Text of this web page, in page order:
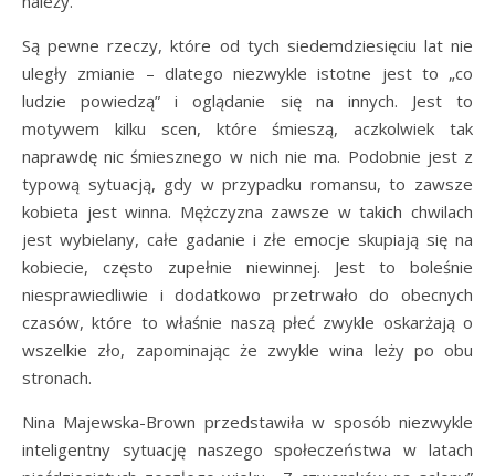
Są pewne rzeczy, które od tych siedemdziesięciu lat nie
uległy zmianie – dlatego niezwykle istotne jest to „co
ludzie powiedzą” i oglądanie się na innych. Jest to
motywem kilku scen, które śmieszą, aczkolwiek tak
naprawdę nic śmiesznego w nich nie ma. Podobnie jest z
typową sytuacją, gdy w przypadku romansu, to zawsze
kobieta jest winna. Mężczyzna zawsze w takich chwilach
jest wybielany, całe gadanie i złe emocje skupiają się na
kobiecie, często zupełnie niewinnej. Jest to boleśnie
niesprawiedliwie i dodatkowo przetrwało do obecnych
czasów, które to właśnie naszą płeć zwykle oskarżają o
wszelkie zło, zapominając że zwykle wina leży po obu
stronach.
Nina Majewska-Brown przedstawiła w sposób niezwykle
inteligentny sytuację naszego społeczeństwa w latach